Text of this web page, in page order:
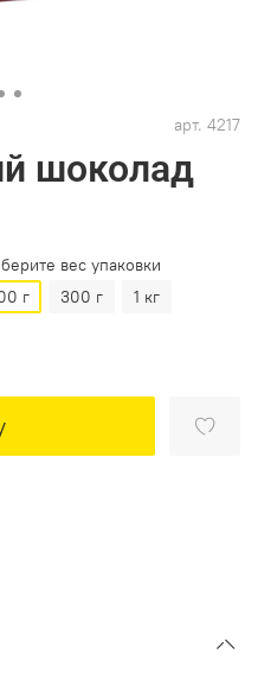
арт. 4217
шоколад
вес упаковки
г
300 г 1 кг